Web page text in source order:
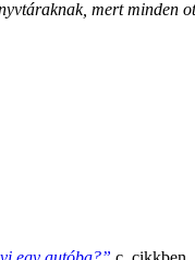
mert minden